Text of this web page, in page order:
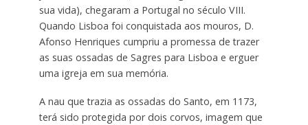
sua vida), chegaram a Portugal no século VIII.
Quando Lisboa foi conquistada aos mouros, D.
Afonso Henriques cumpriu a promessa de trazer
as suas ossadas de Sagres para Lisboa e erguer
uma igreja em sua memória.
A nau que trazia as ossadas do Santo, em 1173,
terá sido protegida por dois corvos, imagem que